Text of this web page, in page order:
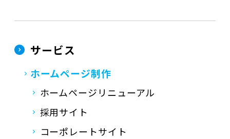
サービス
ホームページ制作
ホームページリニューアル
採用サイト
コーポレートサイト